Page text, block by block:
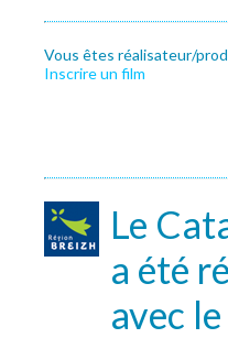
Vous êtes réalisateur/
Inscrire un film
Le
a été
avec